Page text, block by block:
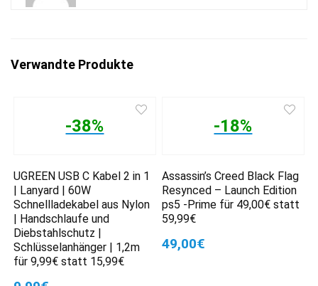
Verwandte Produkte
-38%
UGREEN USB C Kabel 2 in 1
| Lanyard | 60W
Schnellladekabel aus Nylon
| Handschlaufe und
Diebstahlschutz |
Schlüsselanhänger | 1,2m
für 9,99€ statt 15,99€
-18%
Assassin’s Creed Black Flag
Resynced – Launch Edition
ps5 -Prime für 49,00€ statt
59,99€
49,00€